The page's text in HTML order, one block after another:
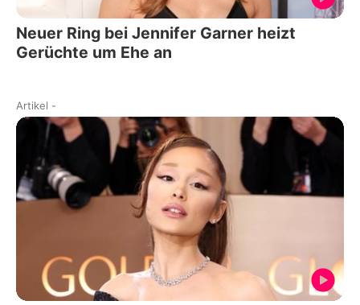
Neuer Ring bei Jennifer Garner heizt
Gerüchte um Ehe an
Artikel -